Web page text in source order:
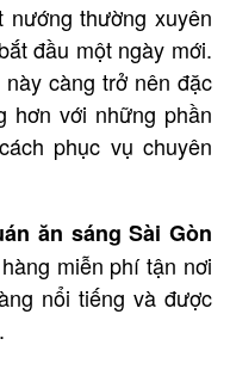
thường xuyên
đầu một ngày mới.
càng trở nên đặc
hơn với những phần
phục vụ chuyên
ăn sáng Sài Gòn
miễn phí tận nơi
nổi tiếng và được